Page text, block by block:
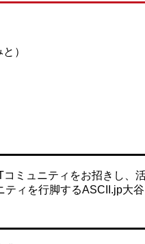
）
ミュニティをお招きし
ィを行脚するASCII.jp大